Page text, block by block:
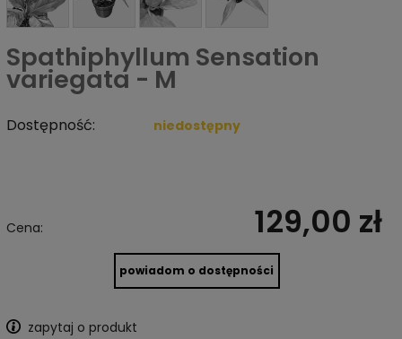
Spathiphyllum Sensation
variegata - M
Dostępność: niedostępny
Cena: 129,00 zł
powiadom o dostępności
zapytaj o produkt